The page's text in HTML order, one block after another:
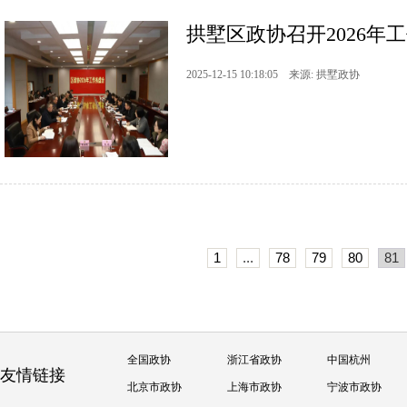
拱墅区政协召开2026年
2025-12-15 10:18:05 来源: 拱墅政协
1 ... 78 79 80 81
友情链接
全国政协 浙江省政协 中国杭州
北京市政协 上海市政协 宁波市政协